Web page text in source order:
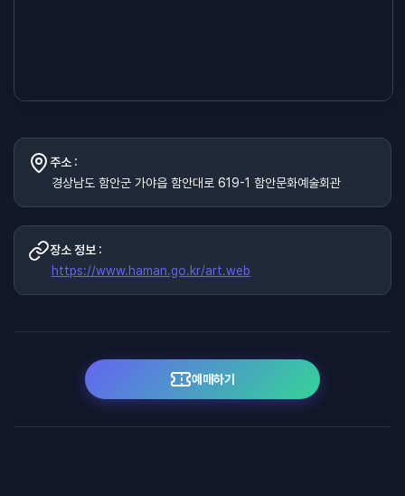
주소 :
경상남도 함안군 가야읍 함안대로 619-1 함안문화예술회관
장소 정보 :
https://www.haman.go.kr/art.web
예매하기